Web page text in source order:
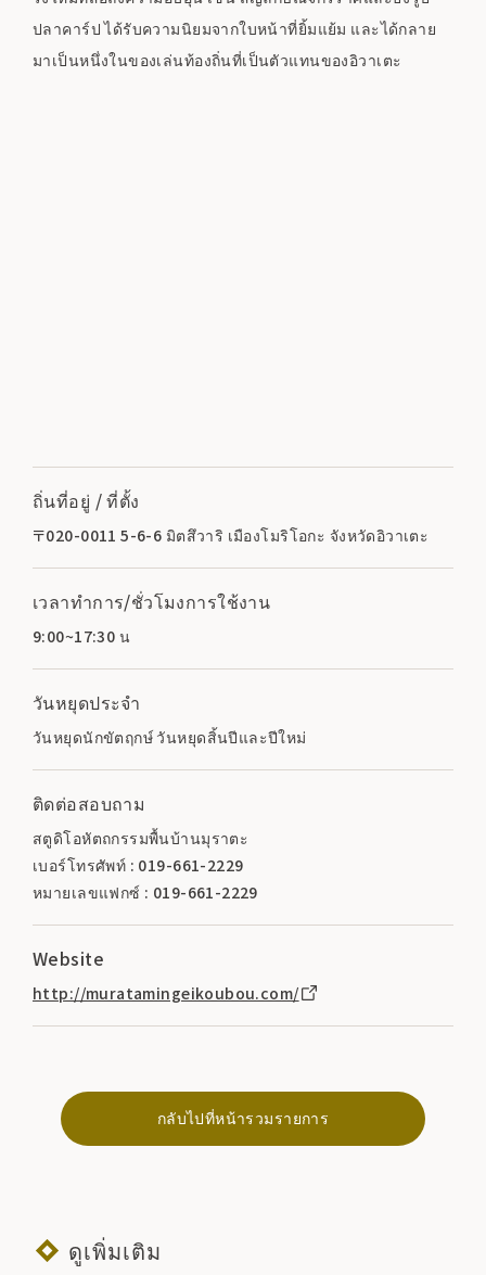
ปลาคาร์ป ได้รับความนิยมจากใบหน้าที่ยิ้มแย้ม และได้กลาย
มาเป็นหนึ่งในของเล่นท้องถิ่นที่เป็นตัวแทนของอิวาเตะ
ถิ่นที่อยู่ / ที่ตั้ง
〒020-0011 5-6-6 มิตสึวาริ เมืองโมริโอกะ จังหวัดอิวาเตะ
เวลาทำการ/ชั่วโมงการใช้งาน
9:00~17:30 น
วันหยุดประจำ
วันหยุดนักขัตฤกษ์ วันหยุดสิ้นปีและปีใหม่
ติดต่อสอบถาม
สตูดิโอหัตถกรรมพื้นบ้านมุราตะ
เบอร์โทรศัพท์ : 019-661-2229
หมายเลขแฟกซ์ : 019-661-2229
Website
http://muratamingeikoubou.com/
กลับไปที่หน้ารวมรายการ
ดูเพิ่มเติม